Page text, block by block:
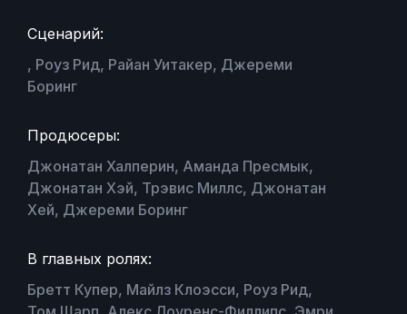
Сценарий:
, Роуз Рид, Райан Уитакер, Джереми
Боринг
Продюсеры:
Джонатан Халперин, Аманда Пресмык,
Джонатан Хэй, Трэвис Миллс, Джонатан
Хей, Джереми Боринг
В главных ролях:
Бретт Купер, Майлз Клоэсси, Роуз Рид,